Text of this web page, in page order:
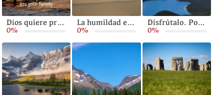
Dios quiere proteger y bendecir a tu familia
0%
La humildad es la capacidad de vivir sin orgullo ni arrogancia.
0%
Disfrútalo. Porque está sucediendo.
0%